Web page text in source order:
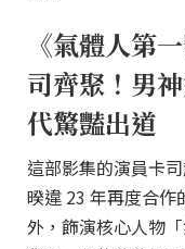
《氣體人第
司齊聚！男
代驚豔出道
這部影集的演員卡
暌違 23 年再度合作
外，飾演核心人物